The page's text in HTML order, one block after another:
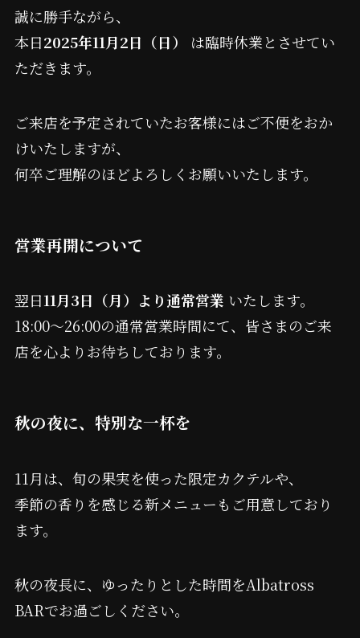
誠に勝手ながら、
本日2025年11月2日（日）
は臨時休業とさせてい
ただきます。
ご来店を予定されていたお客様にはご不便をおか
けいたしますが、
何卒ご理解のほどよろしくお願いいたします。
営業再開について
翌日11月3日（月）より通常営業 いたします。
18:00〜26:00の通常営業時間にて、皆さまのご来
店を心よりお待ちしております。
秋の夜に、特別な一杯を
11月は、旬の果実を使った限定カクテルや、
季節の香りを感じる新メニューもご用意しており
ます。
秋の夜長に、ゆったりとした時間をAlbatross
BARでお過ごしください。